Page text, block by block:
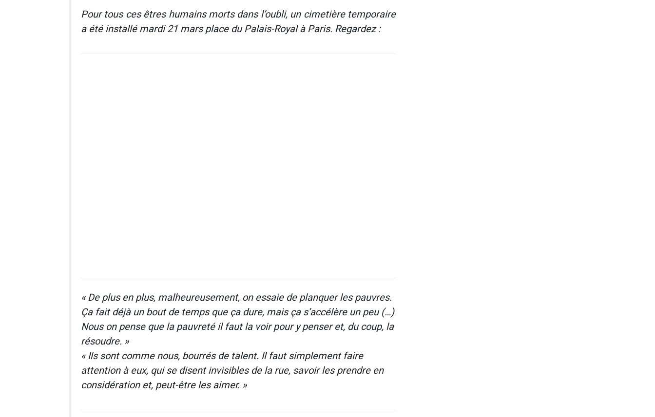
Pour tous ces êtres humains morts dans l’oubli, un cimetière temporaire
a été installé mardi 21 mars place du Palais-Royal à Paris. Regardez :
« De plus en plus, malheureusement, on essaie de planquer les pauvres.
Ça fait déjà un bout de temps que ça dure, mais ça s’accélère un peu (…)
Nous on pense que la pauvreté il faut la voir pour y penser et, du coup, la
résoudre. »
« Ils sont comme nous, bourrés de talent. Il faut simplement faire
attention à eux, qui se disent invisibles de la rue, savoir les prendre en
considération et, peut-être les aimer. »